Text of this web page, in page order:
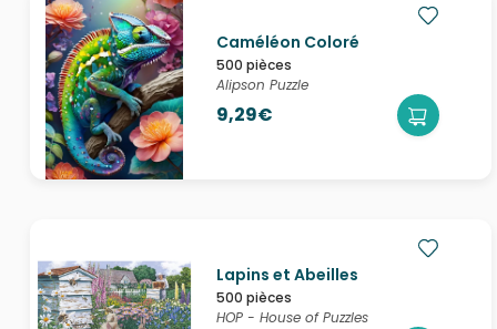
Caméléon Coloré
500 pièces
Alipson Puzzle
9,29€
Lapins et Abeilles
500 pièces
HOP - House of Puzzles